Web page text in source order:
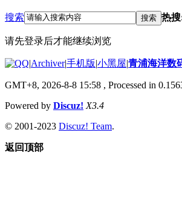
搜索 搜索 热
请先登录后才能继续浏览
|Archiver|手机版|小黑屋|青浦海洋数
GMT+8, 2026-8-8 15:58 , Processed in
Powered by Discuz! X3.4
© 2001-2023 Discuz! Team.
返回顶部